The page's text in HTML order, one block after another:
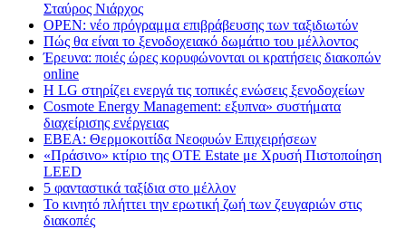
Σταύρος Νιάρχος
OPEN: νέο πρόγραμμα επιβράβευσης των ταξιδιωτών
Πώς θα είναι το ξενοδοχειακό δωμάτιο του μέλλοντος
Έρευνα: ποιές ώρες κορυφώνονται οι κρατήσεις διακοπών
online
Η LG στηρίζει ενεργά τις τοπικές ενώσεις ξενοδοχείων
Cosmote Energy Management: εξυπνα» συστήματα
διαχείρισης ενέργειας
ΕΒΕΑ: Θερμοκοιτίδα Νεοφυών Επιχειρήσεων
«Πράσινο» κτίριο της OTE Estate με Χρυσή Πιστοποίηση
LEED
5 φανταστικά ταξίδια στο μέλλον
Το κινητό πλήττει την ερωτική ζωή των ζευγαριών στις
διακοπές